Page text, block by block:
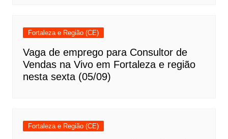
Fortaleza e Região (CE)
Vaga de emprego para Consultor de
Vendas na Vivo em Fortaleza e região
nesta sexta (05/09)
Fortaleza e Região (CE)